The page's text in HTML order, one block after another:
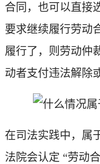
合同，也可以直接
要求继续履行劳动
履行了，则劳动仲
动者支付违法解除
在司法实践中，属
法院会认定 “劳动